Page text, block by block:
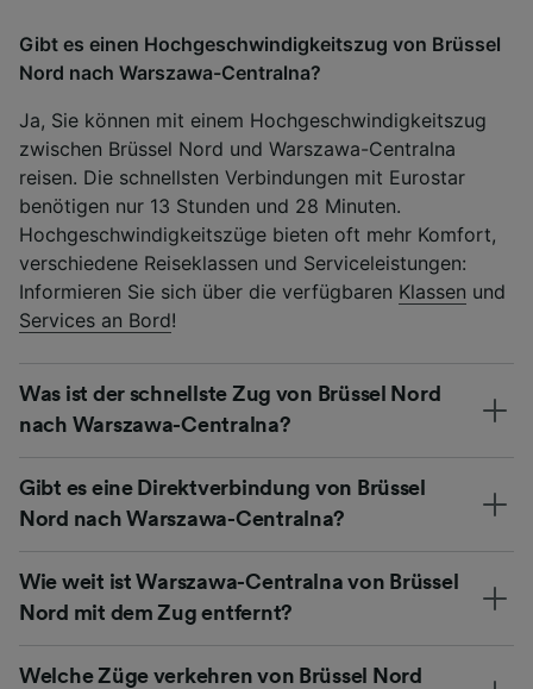
Gibt es einen Hochgeschwindigkeitszug von Brüssel
Nord nach Warszawa-Centralna?
Ja, Sie können mit einem Hochgeschwindigkeitszug
zwischen Brüssel Nord und Warszawa-Centralna
reisen. Die schnellsten Verbindungen mit Eurostar
benötigen nur 13 Stunden und 28 Minuten.
Hochgeschwindigkeitszüge bieten oft mehr Komfort,
verschiedene Reiseklassen und Serviceleistungen:
Informieren Sie sich über die verfügbaren Klassen und
Services an Bord!
Was ist der schnellste Zug von Brüssel Nord
nach Warszawa-Centralna?
Gibt es eine Direktverbindung von Brüssel
Nord nach Warszawa-Centralna?
Wie weit ist Warszawa-Centralna von Brüssel
Nord mit dem Zug entfernt?
Welche Züge verkehren von Brüssel Nord